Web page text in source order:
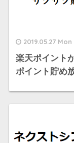
2019.05.27 Mon
楽天ポイント
ポイント貯め